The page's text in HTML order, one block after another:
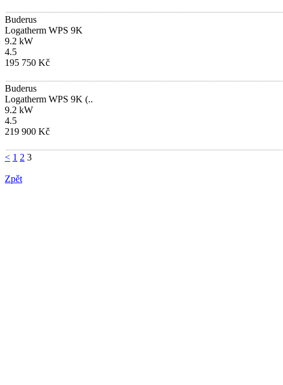
Buderus
Logatherm WPS 9K
9.2 kW
4.5
195 750 Kč
Buderus
Logatherm WPS 9K (..
9.2 kW
4.5
219 900 Kč
< 1 2 3
Zpět